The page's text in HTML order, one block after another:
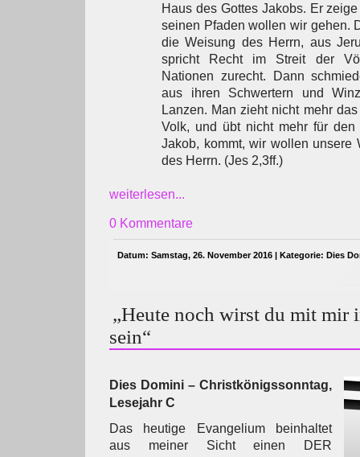
Haus des Gottes Jakobs. Er
seinen Pfaden wollen wir gehen.
die Weisung des Herrn, aus
spricht Recht im Streit der
Nationen zurecht. Dann
aus ihren Schwertern und
Lanzen. Man zieht nicht mehr
Volk, und übt nicht mehr für
Jakob, kommt, wir wollen unsere
des Herrn. (Jes 2,3ff.)
weiterlesen...
0 Kommentare
Datum: Samstag, 26. November 2016 | Kategorie: Dies
„Heute noch wirst du mit mir
sein“
Dies Domini – Christkönigssonntag,
Lesejahr C
Das heutige Evangelium beinhaltet
aus meiner Sicht einen DER